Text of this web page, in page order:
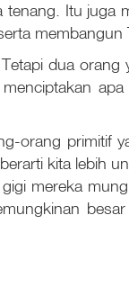
Itu juga
membangun
dua orang
orang primitif
kita lebih
mereka